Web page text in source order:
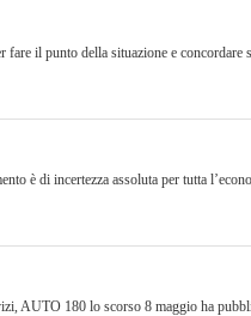
il punto della situazione e concordare
è di incertezza assoluta per tutta
AUTO 180 lo scorso 8 maggio ha